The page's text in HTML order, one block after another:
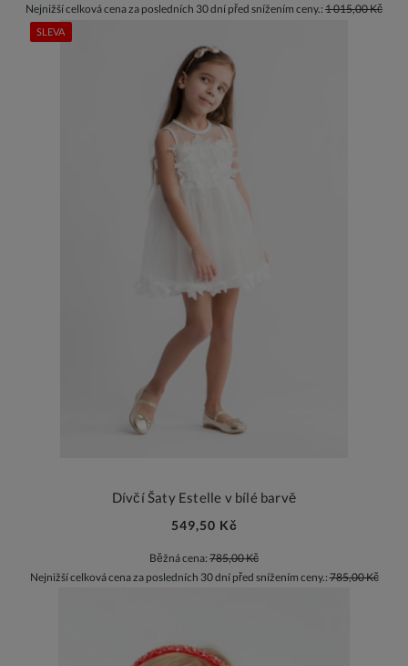
Nejnižší celková cena za posledních 30 dní před snížením ceny.: 1 015,00 Kč
Dívčí Šaty Estelle v bílé barvě
549,50 Kč
Běžná cena: 785,00 Kč
Nejnižší celková cena za posledních 30 dní před snížením ceny.:785,00 Kč
SLEVA